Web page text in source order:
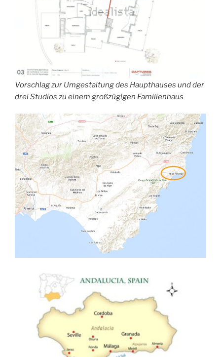
Vorschlag zur Umgestaltung des Haupthauses und der
drei Studios zu einem großzügigen Familienhaus